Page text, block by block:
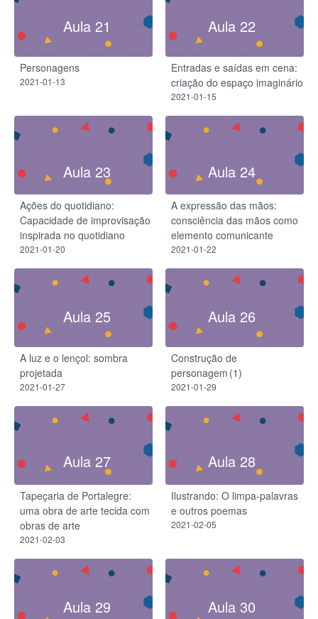
Aula 21
Personagens
2021-01-13
Aula 22
Entradas e saídas em cena:
criação do espaço imaginário
2021-01-15
Aula 23
Ações do quotidiano:
Capacidade de improvisação
inspirada no quotidiano
2021-01-20
Aula 24
A expressão das mãos:
consciência das mãos como
elemento comunicante
2021-01-22
Aula 25
A luz e o lençol: sombra
projetada
2021-01-27
Aula 26
Construção de
personagem (1)
2021-01-29
Aula 27
Tapeçaria de Portalegre​:
uma obra de arte tecida com
obras de arte
2021-02-03
Aula 28
Ilustrando: O limpa-palavras
e outros poemas
2021-02-05
Aula 29 Aula 30